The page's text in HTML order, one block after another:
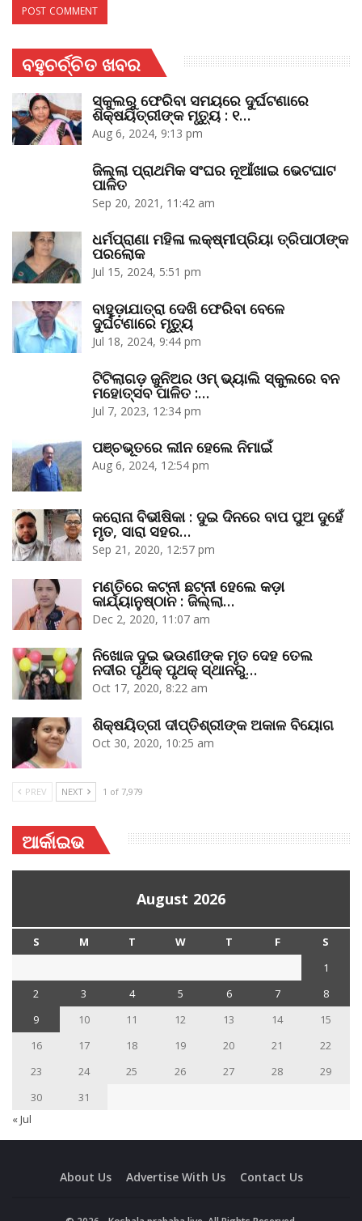
ବହୁଚର୍ଚ୍ଚିତ ଖବର
ସ୍କୁଲରୁ ଫେରିବା ସମୟରେ ଦୁର୍ଘଟଣାରେ
ଶିକ୍ଷୟିତ୍ରୀଙ୍କ ମୃତ୍ୟୁ : ୧…
Aug 6, 2024, 9:13 pm
ଜିଲ୍ଲା ପ୍ରାଥମିକ ସଂଘର ନୂଆଁଖାଇ ଭେଟଘାଟ
ପାଳିତ
Sep 20, 2021, 11:42 am
ଧର୍ମପ୍ରାଣା ମହିଳା ଲକ୍ଷ୍ମୀପ୍ରିୟା ତ୍ରିପାଠୀଙ୍କ
ପରଲୋକ
Jul 15, 2024, 5:51 pm
ବାହୁଡ଼ାଯାତ୍ରା ଦେଖି ଫେରିବା ବେଳେ
ଦୁର୍ଘଟଣାରେ ମୃତ୍ୟୁ
Jul 18, 2024, 9:44 pm
ଟିଟିଲାଗଡ଼ ଜୁନିଅର ଓମ୍‌ ଭ୍ୟାଲି ସ୍କୁଲରେ ବନ
ମହୋତ୍ସବ ପାଳିତ :…
Jul 7, 2023, 12:34 pm
ପଞ୍ଚଭୂତରେ ଲୀନ ହେଲେ ନିମାଇଁ
Aug 6, 2024, 12:54 pm
କରୋନା ବିଭୀଷିକା : ଦୁଇ ଦିନରେ ବାପ ପୁଅ ଦୁହେଁ
ମୃତ, ସାରା ସହର…
Sep 21, 2020, 12:57 pm
ମଣ୍ତିରେ କଟ୍‌ନୀ ଛଟ୍‌ନୀ ହେଲେ କଡ଼ା
କାର୍ଯ୍ୟାନୁଷ୍ଠାନ : ଜିଲ୍ଲା…
Dec 2, 2020, 11:07 am
ନିଖୋଜ ଦୁଇ ଭଉଣୀଙ୍କ ମୃତ ଦେହ ତେଲ
ନଦୀର ପୃଥକ୍‌ ପୃଥକ୍‌ ସ୍ଥାନରୁ…
Oct 17, 2020, 8:22 am
ଶିକ୍ଷୟିତ୍ରୀ ଦୀପ୍ତିଶ୍ରୀଙ୍କ ଅକାଳ ବିୟୋଗ
Oct 30, 2020, 10:25 am
PREV NEXT 1 of 7,979
ଆର୍କାଇଭ
August 2026
S M T W T F
S
1
2
3 4 5 6 7
8
9
10 11 12 13 14
15
16
17 18 19 20 21
22
23
24 25 26 27 28
29
30
31
« Jul
About Us Advertise With Us Contact Us